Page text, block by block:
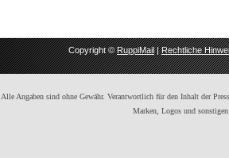
Copyright ©RuppiMail|Rechtliche
Alle Angaben sind ohne Gewähr. Verantwortlich für den Inhalt der
Marken, Logos und